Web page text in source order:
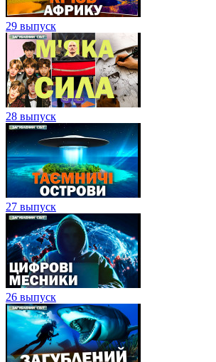
29 выпуск
28 выпуск
27 выпуск
26 выпуск